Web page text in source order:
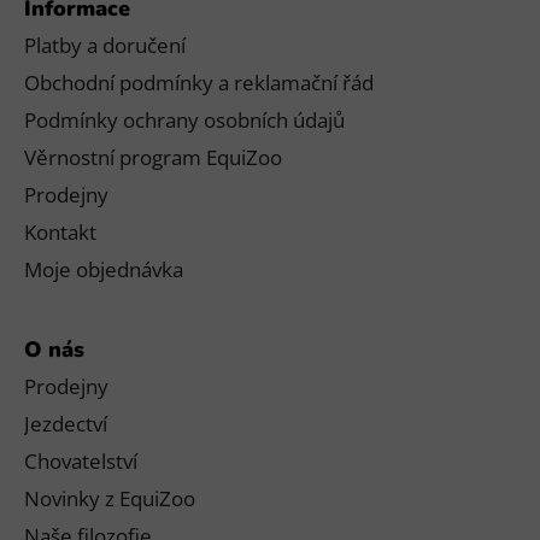
Informace
Platby a doručení
Obchodní podmínky a reklamační řád
Podmínky ochrany osobních údajů
Věrnostní program EquiZoo
Prodejny
Kontakt
Moje objednávka
O nás
Prodejny
Jezdectví
Chovatelství
Novinky z EquiZoo